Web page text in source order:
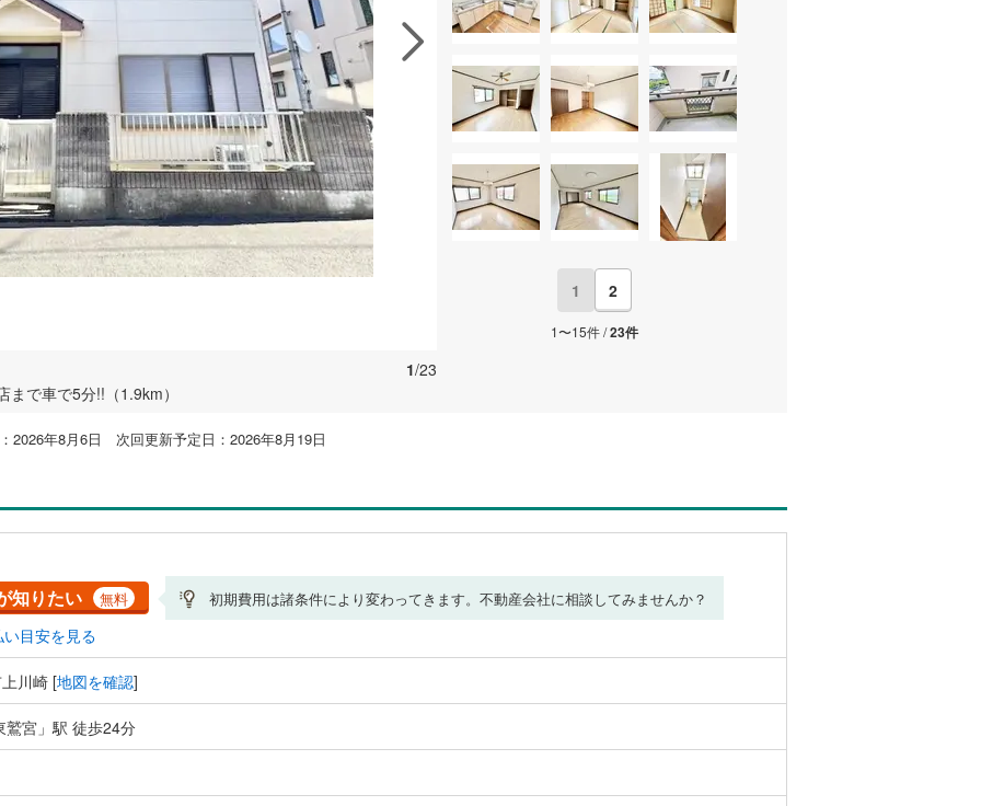
の似た物件を見る
に入りに追加する
1/23
で車で5分!!（1.9km）
1 2
1〜15件 /23件
2026年8月6日 次回更新予定日：2026年8月19日
知りたい 無料 初期費用は諸条件により変わってきます。不動産会社に相談してみませんか？
目安を見る
川崎 [地図を確認]
鷲宮」駅 徒歩24分